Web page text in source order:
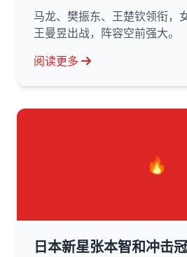
马龙、樊振东、王楚钦领衔，
王曼昱出战，阵容空前强大。
阅读更多
🔥
日本新星张本智和冲击